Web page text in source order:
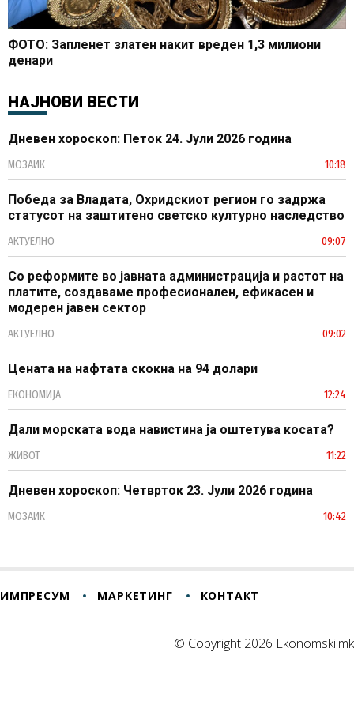
ФОТО: Запленет златен накит вреден 1,3 милиони
денари
НАЈНОВИ ВЕСТИ
Дневен хороскоп: Петок 24. Јули 2026 година
МОЗАИК 10:18
Победа за Владата, Охридскиот регион го задржа
статусот на заштитено светско културно наследство
АКТУЕЛНО 09:07
Со реформите во јавната администрација и растот на
платите, создаваме професионален, ефикасен и
модерен јавен сектор
АКТУЕЛНО 09:02
Цената на нафтата скокна на 94 долари
ЕКОНОМИЈА 12:24
Дали морската вода навистина ја оштетува косата?
ЖИВОТ 11:22
Дневен хороскоп: Четврток 23. Јули 2026 година
МОЗАИК 10:42
ИМПРЕСУМ МАРКЕТИНГ КОНТАКТ
© Copyright 2026 Ekonomski.mk